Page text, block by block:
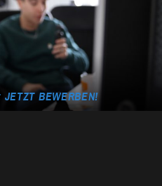
JETZT BEWERBEN!